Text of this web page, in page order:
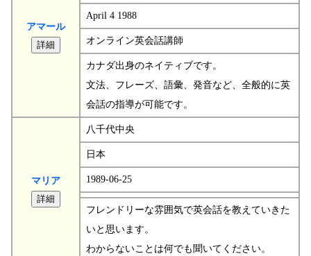
アマール
April 4 1988
オンライン英会話講師
カナダ出身のネイティブです。
文法、フレーズ、語彙、発音など、全般的に英
会話の指導が可能です。
マリア
八千代中央
日本
1989-06-25
フレンドリーな雰囲気で英会話を教えていきた
いと思います。
わからないことは何でも聞いてください。